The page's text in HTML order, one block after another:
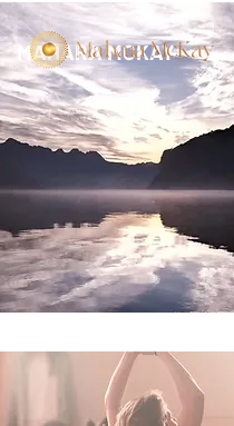
MAHARA MCKAY